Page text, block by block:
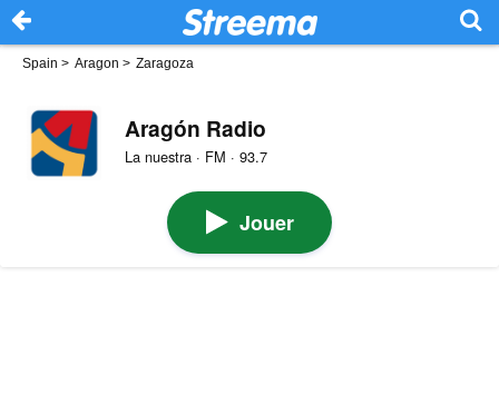
Spain > Aragon > Zaragoza
Aragón Radio
La nuestra · FM · 93.7
Jouer